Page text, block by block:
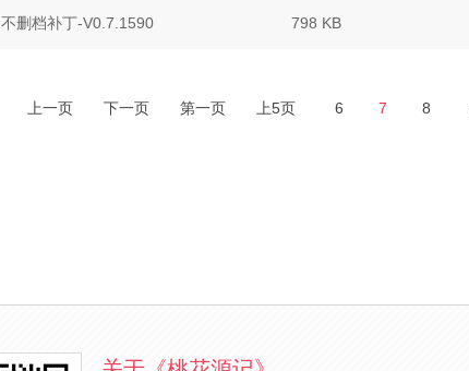
不删档补丁-V0.7.1590 798 KB
上一页 下一页 第一页 上5页 6 7 8